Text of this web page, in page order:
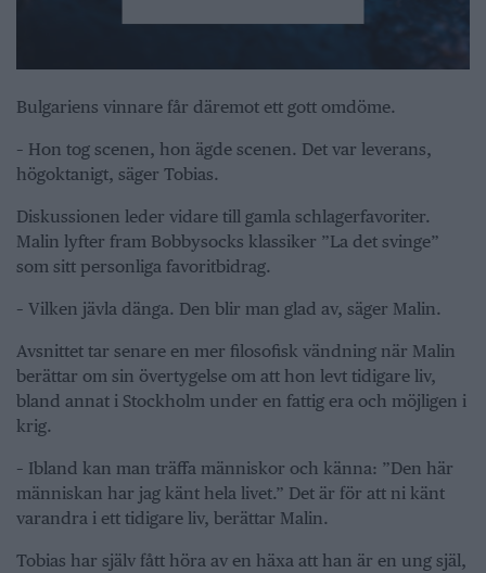
Bulgariens vinnare får däremot ett gott omdöme.
– Hon tog scenen, hon ägde scenen. Det var leverans,
högoktanigt, säger Tobias.
Diskussionen leder vidare till gamla schlagerfavoriter.
Malin lyfter fram Bobbysocks klassiker ”La det svinge”
som sitt personliga favoritbidrag.
– Vilken jävla dänga. Den blir man glad av, säger Malin.
Avsnittet tar senare en mer filosofisk vändning när Malin
berättar om sin övertygelse om att hon levt tidigare liv,
bland annat i Stockholm under en fattig era och möjligen i
krig.
– Ibland kan man träffa människor och känna: ”Den här
människan har jag känt hela livet.” Det är för att ni känt
varandra i ett tidigare liv, berättar Malin.
Tobias har själv fått höra av en häxa att han är en ung själ,